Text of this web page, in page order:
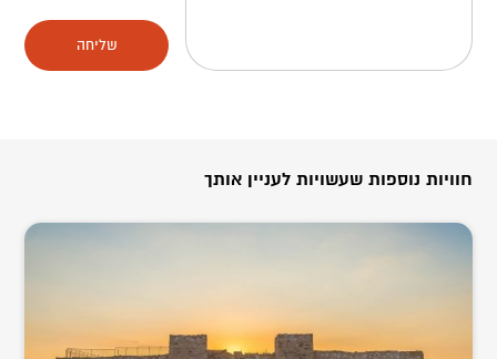
שליחה
חוויות נוספות שעשויות לעניין אותך